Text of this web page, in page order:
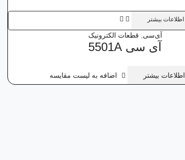
اطلاعات بیشتر
آی‌سی قطعات الکترونیک
آی‌ سی 5501A
اطلاعات بیشتر اضافه به لیست مقایسه